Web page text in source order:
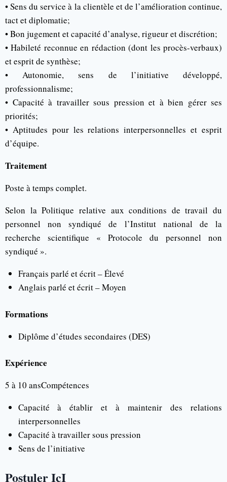
• Sens du service à la clientèle et de l’amélioration continue,
tact et diplomatie;
• Bon jugement et capacité d’analyse, rigueur et discrétion;
• Habileté reconnue en rédaction (dont les procès-verbaux)
et esprit de synthèse;
• Autonomie, sens de l’initiative développé,
professionnalisme;
• Capacité à travailler sous pression et à bien gérer ses
priorités;
• Aptitudes pour les relations interpersonnelles et esprit
d’équipe.
Traitement
Poste à temps complet.
Selon la Politique relative aux conditions de travail du
personnel non syndiqué de l’Institut national de la
recherche scientifique « Protocole du personnel non
syndiqué ».
Français parlé et écrit – Élevé
Anglais parlé et écrit – Moyen
Formations
Diplôme d’études secondaires (DES)
Expérience
5 à 10 ansCompétences
Capacité à établir et à maintenir des relations
interpersonnelles
Capacité à travailler sous pression
Sens de l’initiative
Postuler IcI